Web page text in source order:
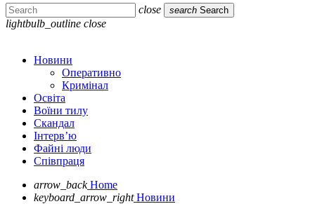
close search Search
lightbulb_outline close
Новини
Оперативно
Кримінал
Освіта
Воїни тилу
Скандал
Інтерв’ю
Файні люди
Співпраця
arrow_back Home
keyboard_arrow_right Новини